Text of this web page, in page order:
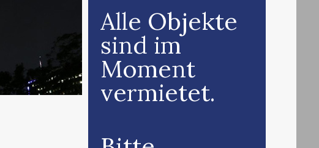
Alle Objekte
sind im
Moment
vermietet.